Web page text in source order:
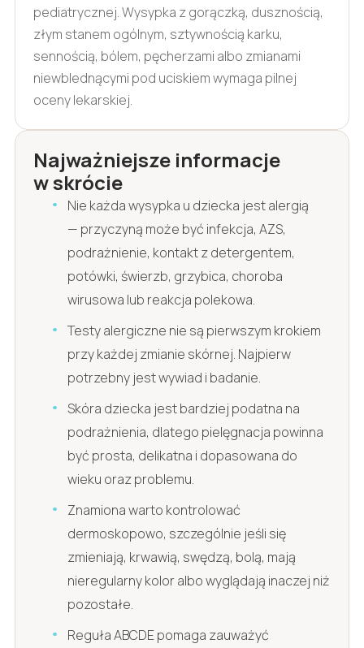
pediatrycznej. Wysypka z gorączką, dusznością,
złym stanem ogólnym, sztywnością karku,
sennością, bólem, pęcherzami albo zmianami
niewblednącymi pod uciskiem wymaga pilnej
oceny lekarskiej.
Najważniejsze informacje
w skrócie
Nie każda wysypka u dziecka jest alergią
— przyczyną może być infekcja, AZS,
podrażnienie, kontakt z detergentem,
potówki, świerzb, grzybica, choroba
wirusowa lub reakcja polekowa.
Testy alergiczne nie są pierwszym krokiem
przy każdej zmianie skórnej. Najpierw
potrzebny jest wywiad i badanie.
Skóra dziecka jest bardziej podatna na
podrażnienia, dlatego pielęgnacja powinna
być prosta, delikatna i dopasowana do
wieku oraz problemu.
Znamiona warto kontrolować
dermoskopowo, szczególnie jeśli się
zmieniają, krwawią, swędzą, bolą, mają
nieregularny kolor albo wyglądają inaczej niż
pozostałe.
Reguła ABCDE pomaga zauważyć